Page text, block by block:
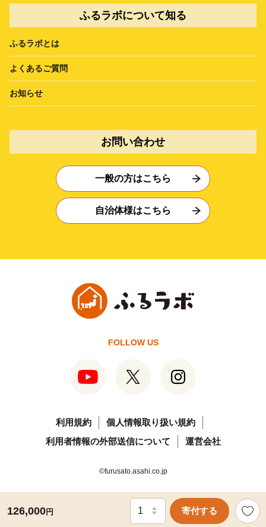
126,000円 寄付する
ふるラボについて知る
ふるラボとは
よくあるご質問
お知らせ
お問い合わせ
一般の方はこちら
自治体様はこちら
FOLLOW US
利用規約
個人情報取り扱い規約
利用者情報の外部送信について
運営会社
©furusato.asahi.co.jp